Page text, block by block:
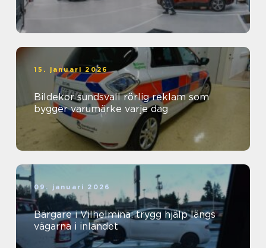
15. januari 2026
Bildekor sundsvall rörlig reklam som
bygger varumärke varje dag
09. januari 2026
Bärgare i Vilhelmina: trygg hjälp längs
vägarna i inlandet